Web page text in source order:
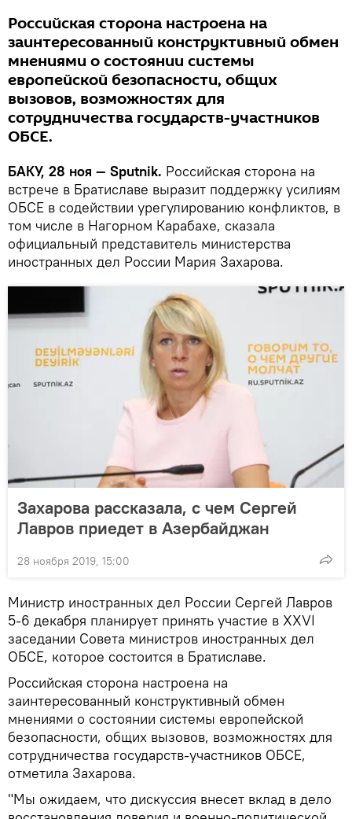
Российская сторона настроена на
заинтересованный конструктивный обмен
мнениями о состоянии системы
европейской безопасности, общих
вызовов, возможностях для
сотрудничества государств-участников
ОБСЕ.
БАКУ, 28 ноя — Sputnik. Российская сторона на
встрече в Братиславе выразит поддержку усилиям
ОБСЕ в содействии урегулированию конфликтов, в
том числе в Нагорном Карабахе, сказала
официальный представитель министерства
иностранных дел России Мария Захарова.
Захарова рассказала, с чем Сергей
Лавров приедет в Азербайджан
28 ноября 2019, 15:00
Министр иностранных дел России Сергей Лавров
5-6 декабря планирует принять участие в XXVI
заседании Совета министров иностранных дел
ОБСЕ, которое состоится в Братиславе.
Российская сторона настроена на
заинтересованный конструктивный обмен
мнениями о состоянии системы европейской
безопасности, общих вызовов, возможностях для
сотрудничества государств-участников ОБСЕ,
отметила Захарова.
"Мы ожидаем, что дискуссия внесет вклад в дело